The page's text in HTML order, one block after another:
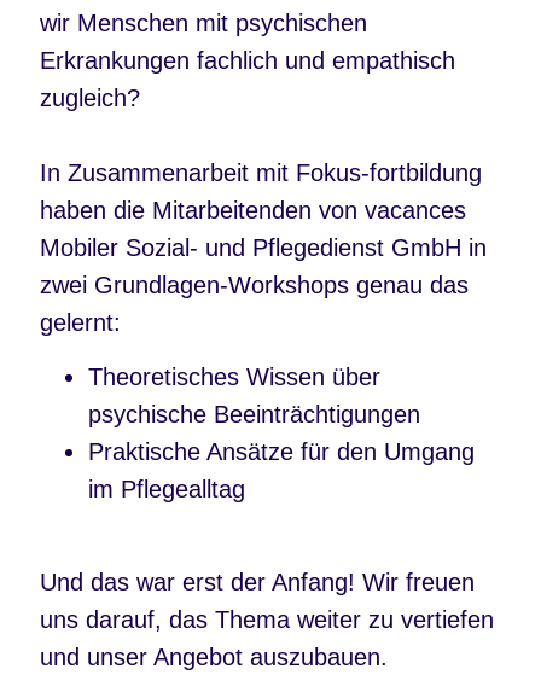
wir Menschen mit psychischen
Erkrankungen fachlich und empathisch
zugleich?
In Zusammenarbeit mit Fokus-fortbildung
haben die Mitarbeitenden von vacances
Mobiler Sozial- und Pflegedienst GmbH in
zwei Grundlagen-Workshops genau das
gelernt:
Theoretisches Wissen über
psychische Beeinträchtigungen
Praktische Ansätze für den Umgang
im Pflegealltag
Und das war erst der Anfang! Wir freuen
uns darauf, das Thema weiter zu vertiefen
und unser Angebot auszubauen.